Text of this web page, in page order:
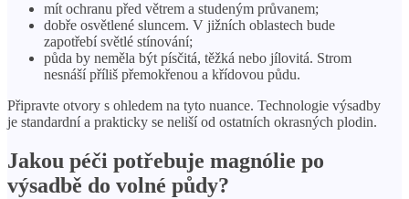
mít ochranu před větrem a studeným průvanem;
dobře osvětlené sluncem. V jižních oblastech bude
zapotřebí světlé stínování;
půda by neměla být písčitá, těžká nebo jílovitá. Strom
nesnáší příliš přemokřenou a křídovou půdu.
Připravte otvory s ohledem na tyto nuance. Technologie výsadby
je standardní a prakticky se neliší od ostatních okrasných plodin.
Jakou péči potřebuje magnólie po
výsadbě do volné půdy?